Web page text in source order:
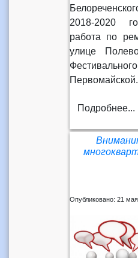
2018-2020
работа по
улице
Первомайской.
Подробнее...
Опубликовано: 21